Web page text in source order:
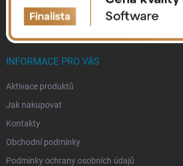
INFORMACE PRO VÁS
Aktivace produktů
Jak nakupovat
Kontakty
Obchodní podmínky
Podmínky ochrany osobních údajů